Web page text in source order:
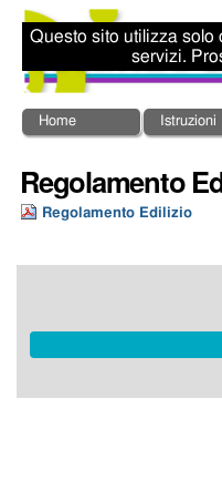
Salta
ai
contenuti.
Salta
alla
navigazione
Strumenti
personali
Sezioni
Home Istruzioni
Regolamento
Regolamento Edilizio
Questo sito utilizza solo
servizi.